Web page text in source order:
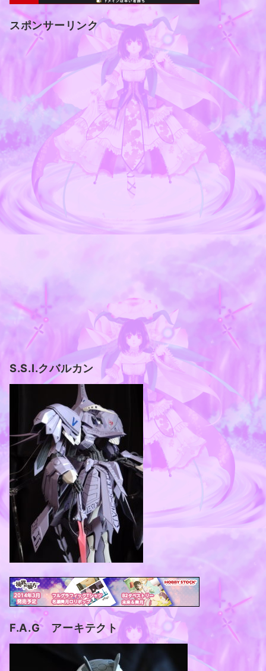
スポンサーリンク
S.S.I.クバルカン
F.A.G アーキテクト